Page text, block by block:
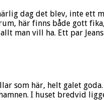
dag det blev, inte ett
här finns både gott
man vill ha. Ett par
som här, helt galet
I huset bredvid